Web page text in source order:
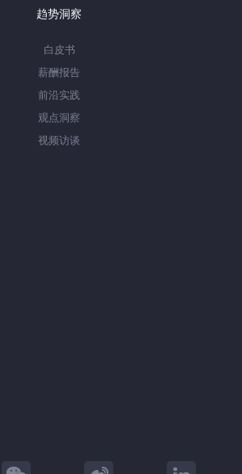
趋势洞察
白皮书
薪酬报告
前沿实践
观点洞察
视频访谈